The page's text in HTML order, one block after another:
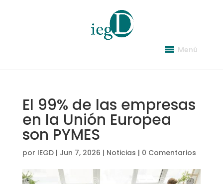
Menú
El 99% de las empresas
en la Unión Europea
son PYMES
por IEGD| Jun 7, 2026 | Noticias | 0 Comentarios